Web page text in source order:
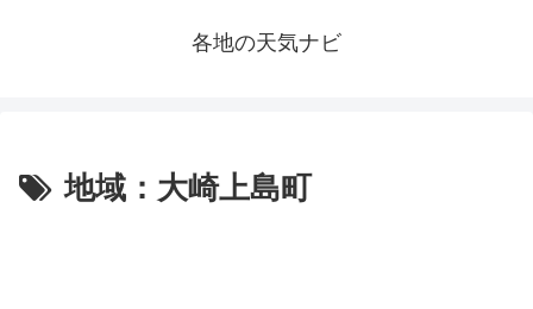
各地の天気ナビ
地域：大崎上島町